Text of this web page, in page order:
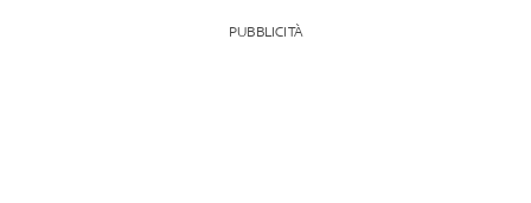
PUBBLICITÀ